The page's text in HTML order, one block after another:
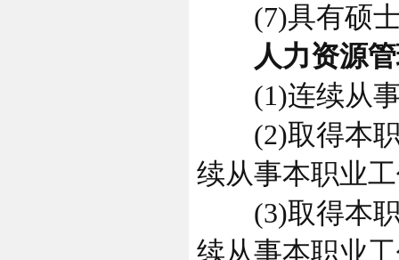
(7)具有硕士
人力资源管
(1)连续从事
(2)取得本职
续从事本职业
(3)取得本职
续从事本职业